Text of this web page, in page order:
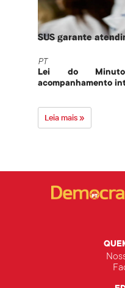
SUS garante
PT
Lei do Minuto
acompanhamento
Leia mais »